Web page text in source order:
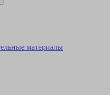
материалы